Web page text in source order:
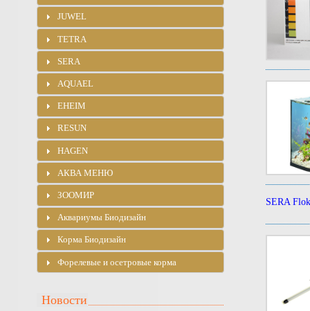
SERA
JUWEL
TETRA
SERA
AQUAEL
EHEIM
RESUN
HAGEN
АКВА МЕНЮ
ЗООМИР
Аквариумы Биодизайн
Корма Биодизайн
Форелевые и осетровые корма
Новости